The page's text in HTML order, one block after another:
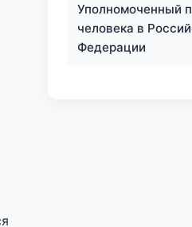
Уполномоченный
человека в
Федерации